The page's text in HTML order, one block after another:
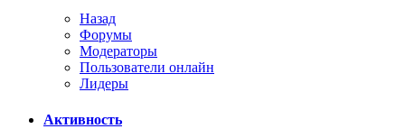
Назад
Форумы
Модераторы
Пользователи онлайн
Лидеры
Активность